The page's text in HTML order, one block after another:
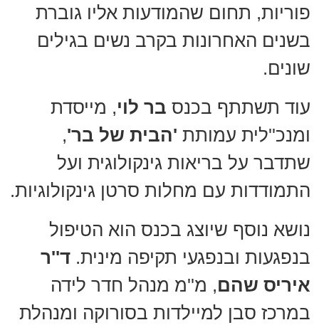
פוריות, תחום שהמודעות אליו גוברת
בשנים האחרונות בקרב נשים בגילים
שונים.
עוד תשתתף בכנס בר לוי, מייסדת
ומנכ''לית עמותת 'הבית של בר',
שתדבר על בריאות גינקולוגית ועל
התמודדות עם מחלות סרטן גינקולוגיות.
נושא נוסף שיוצג בכנס הוא הטיפול
בנפגעות ובנפגעי תקיפה מינית. ד''ר
איריס שהם, מ''מ מנהל חדר לידה
במרכז סבן למיילדות בסורוקה ומנהלת